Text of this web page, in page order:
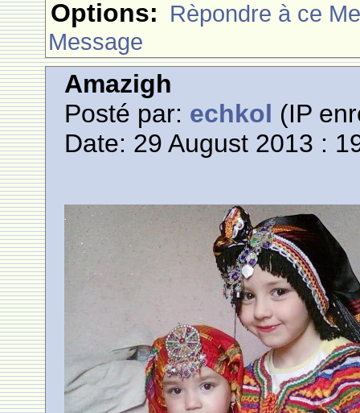
Options: Rèpondre à ce
Message
Amazigh
Posté par: echkol (IP
Date: 29 August 2013 :